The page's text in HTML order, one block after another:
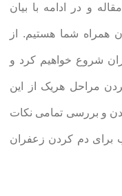
و در ادامه با بیان
همراه شما هستیم. از
شروع خواهیم کرد و
مراحل هریک از این
و بررسی تمامی نکات
برای دم کردن زعفران